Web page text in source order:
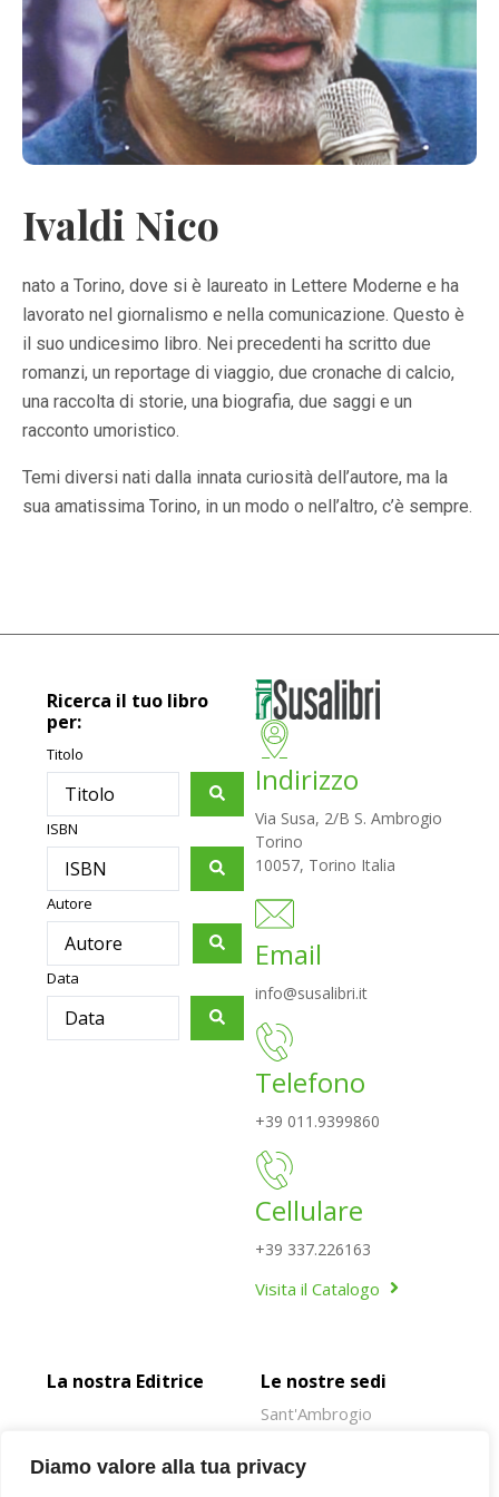
Diamo valore alla tua privacy
Ivaldi Nico
nato a Torino, dove si è laureato in Lettere Moderne e ha
lavorato nel giornalismo e nella comunicazione. Questo è
il suo undicesimo libro. Nei precedenti ha scritto due
romanzi, un reportage di viaggio, due cronache di calcio,
una raccolta di storie, una biografia, due saggi e un
racconto umoristico.
Temi diversi nati dalla innata curiosità dell’autore, ma la
sua amatissima Torino, in un modo o nell’altro, c’è sempre.
Ricerca il tuo libro
per:
Titolo
ISBN
Autore
Data
Indirizzo
Via Susa, 2/B S. Ambrogio
Torino
10057, Torino Italia
Email
info@susalibri.it
Telefono
+39 011.9399860
Cellulare
+39 337.226163
Visita il Catalogo
La nostra Editrice Le nostre sedi
Sant'Ambrogio